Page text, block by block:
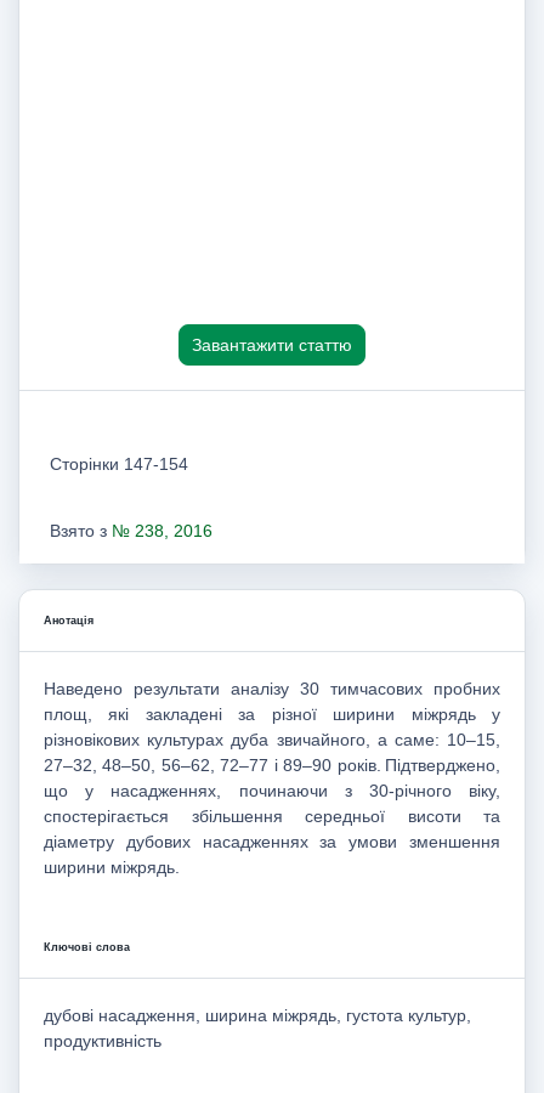
Завантажити статтю
Сторінки 147-154
Взято з № 238, 2016
Анотація
Наведено результати аналізу 30 тимчасових пробних
площ, які закладені за різної ширини міжрядь у
різновікових культурах дуба звичайного, а саме: 10–15,
27–32, 48–50, 56–62, 72–77 і 89–90 років. Підтверджено,
що у насадженнях, починаючи з 30-річного віку,
спостерігається збільшення середньої висоти та
діаметру дубових насадженнях за умови зменшення
ширини міжрядь.
Ключові слова
дубові насадження, ширина міжрядь, густота культур,
продуктивність